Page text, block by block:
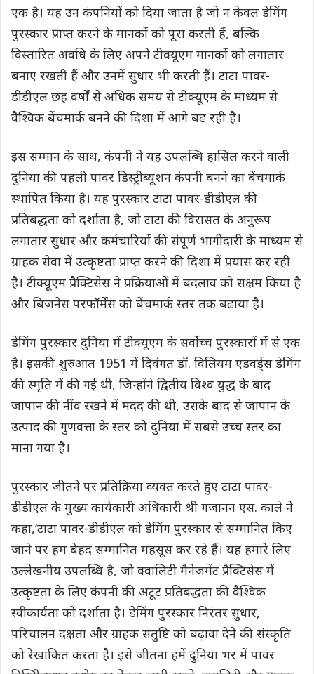
एक है। यह उन कंपनियों को दिया जाता है जो न केवल डेमिंग
पुरस्कार प्राप्त करने के मानकों को पूरा करती हैं, बल्कि
विस्तारित अवधि के लिए अपने टीक्यूएम मानकों को लगातार
बनाए रखती हैं और उनमें सुधार भी करती हैं। टाटा पावर-
डीडीएल छह वर्षों से अधिक समय से टीक्यूएम के माध्यम से
वैश्विक बेंचमार्क बनने की दिशा में आगे बढ़ रही है।
इस सम्मान के साथ, कंपनी ने यह उपलब्धि हासिल करने वाली
दुनिया की पहली पावर डिस्‍ट्रीब्‍यूशन कंपनी बनने का बेंचमार्क
स्थापित किया है। यह पुरस्कार टाटा पावर-डीडीएल की
प्रतिबद्धता को दर्शाता है, जो टाटा की विरासत के अनुरूप
लगातार सुधार और कर्मचारियों की संपूर्ण भागीदारी के माध्यम से
ग्राहक सेवा में उत्कृष्टता प्राप्त करने की दिशा में प्रयास कर रही
है। टीक्यूएम प्रैक्टिसेस ने प्रक्रियाओं में बदलाव को सक्षम किया है
और बिज़नेस परफॉर्मेंस को बेंचमार्क स्तर तक बढ़ाया है।
डेमिंग पुरस्कार दुनिया में टीक्‍यूएम के सर्वोच्च पुरस्कारों में से एक
है। इसकी शुरुआत 1951 में दिवंगत डॉ. विलियम एडवर्ड्स डेमिंग
की स्मृति में की गई थी, जिन्होंने द्वितीय विश्व युद्ध के बाद
जापान की नींव रखने में मदद की थी, उसके बाद से जापान के
उत्पाद की गुणवत्ता के स्तर को दुनिया में सबसे उच्च स्‍तर का
माना गया है।
पुरस्‍कार जीतने पर प्रतिक्रिया व्‍यक्‍त करते हुए टाटा पावर-
डीडीएल के मुख्य कार्यकारी अधिकारी श्री गजानन एस. काले ने
कहा,‘टाटा पावर-डीडीएल को डेमिंग पुरस्कार से सम्मानित किए
जाने पर हम बेहद सम्‍मानित महसूस कर रहे हैं। यह हमारे लिए
उल्लेखनीय उपलब्धि है, जो क्‍वालिटी मैनेजमेंट प्रैक्टिसेस में
उत्कृष्टता के लिए कंपनी की अटूट प्रतिबद्धता की वैश्विक
स्‍वीकार्यता को दर्शाता है। डेमिंग पुरस्कार निरंतर सुधार,
परिचालन दक्षता और ग्राहक संतुष्टि को बढ़ावा देने की संस्कृति
को रेखांकित करता है। इसे जीतना हमें दुनिया भर में पावर